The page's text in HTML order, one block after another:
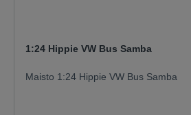
1:24 Hippie VW Bus Samba
Maisto 1:24 Hippie VW Bus Samba